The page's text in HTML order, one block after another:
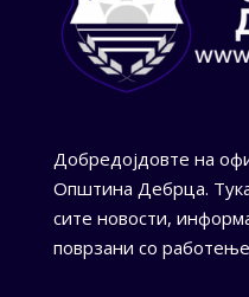
Добредојдовте на
Општина Дебрца.
сите новости,
поврзани со